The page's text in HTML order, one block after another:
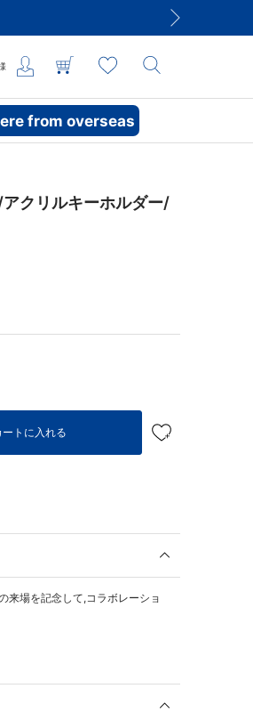
from overseas
クリルキーホルダー/
ートに入れる
来場を記念して,コラボレーショ